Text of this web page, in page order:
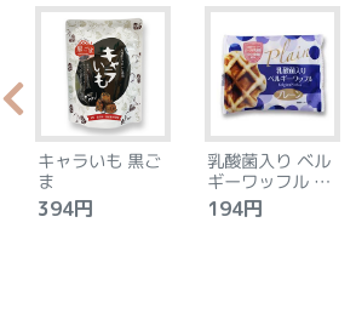
キャラいも 黒ご
ま
394円
乳酸菌入り ベル
ギーワッフル プ
レーン
194円